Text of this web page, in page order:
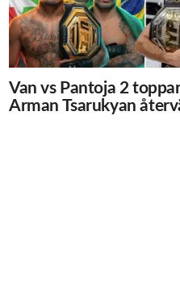
Van vs Pantoja 2
Arman Tsarukyan